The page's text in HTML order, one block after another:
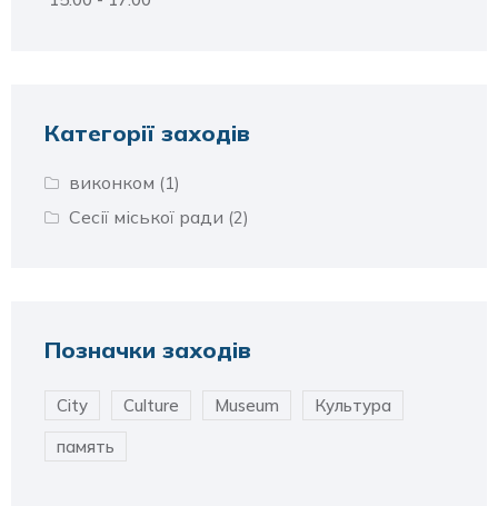
Категорії заходів
виконком (1)
Сесії міської ради (2)
Позначки заходів
City Culture Museum
Культура
память